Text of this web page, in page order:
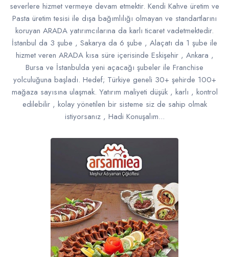
severlere hizmet vermeye devam etmektir. Kendi Kahve üretim ve
Pasta üretim tesisi ile dışa bağımlılığı olmayan ve standartlarını
koruyan ARADA yatırımcılarına da karlı ticaret vadetmektedir.
İstanbul da 3 şube , Sakarya da 6 şube , Alaçatı da 1 şube ile
hizmet veren ARADA kısa süre içerisinde Eskişehir , Ankara ,
Bursa ve İstanbulda yeni açacağı şubeler ile Franchise
yolculuğuna başladı. Hedef; Türkiye geneli 30+ şehirde 100+
mağaza sayısına ulaşmak. Yatırım maliyeti düşük , karlı , kontrol
edilebilir , kolay yönetilen bir sisteme siz de sahip olmak
istiyorsanız , Hadi Konuşalım...